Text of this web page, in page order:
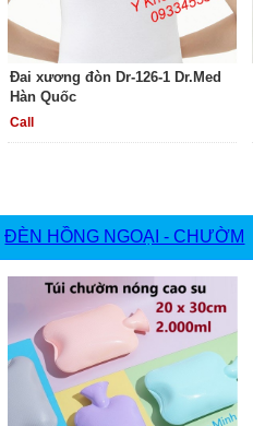
Đai xương đòn Dr-126-1 Dr.Med
Hàn Quốc
Call
ĐÈN HỒNG NGOẠI - CHƯỜM